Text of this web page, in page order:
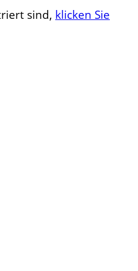
sind, klicken Sie